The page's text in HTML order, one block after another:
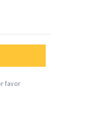
favor